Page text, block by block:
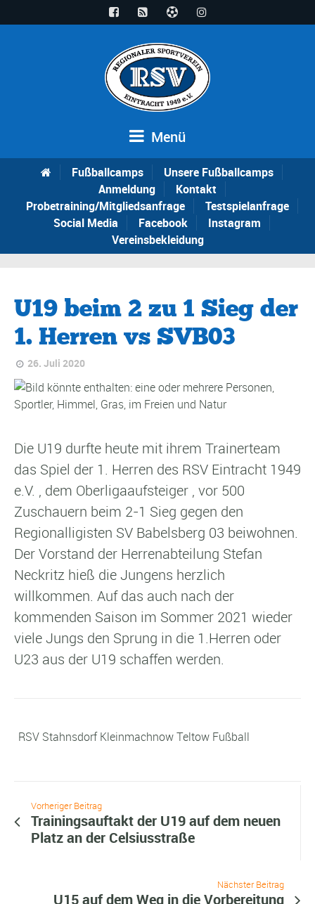
Menü
Fußballcamps
Unsere Fußballcamps
Anmeldung
Kontakt
Probetraining/Mitgliedsanfrage
Testspielanfrage
Social Media
Facebook
Instagram
Vereinsbekleidung
U19 beim 2 zu 1 Sieg der
1. Herren vs SVB03
26. Juli 2020
Die U19 durfte heute mit ihrem Trainerteam
das Spiel der 1. Herren des RSV Eintracht 1949
e.V. , dem Oberligaaufsteiger , vor 500
Zuschauern beim 2-1 Sieg gegen den
Regionalligisten SV Babelsberg 03 beiwohnen.
Der Vorstand der Herrenabteilung Stefan
Neckritz hieß die Jungens herzlich
willkommen. Auf das auch nach der
kommenden Saison im Sommer 2021 wieder
viele Jungs den Sprung in die 1.Herren oder
U23 aus der U19 schaffen werden.
RSV Stahnsdorf Kleinmachnow Teltow Fußball
Vorheriger Beitrag
Trainingsauftakt der U19 auf dem neuen
Platz an der Celsiusstraße
Nächster Beitrag
U15 auf dem Weg in die Vorbereitung